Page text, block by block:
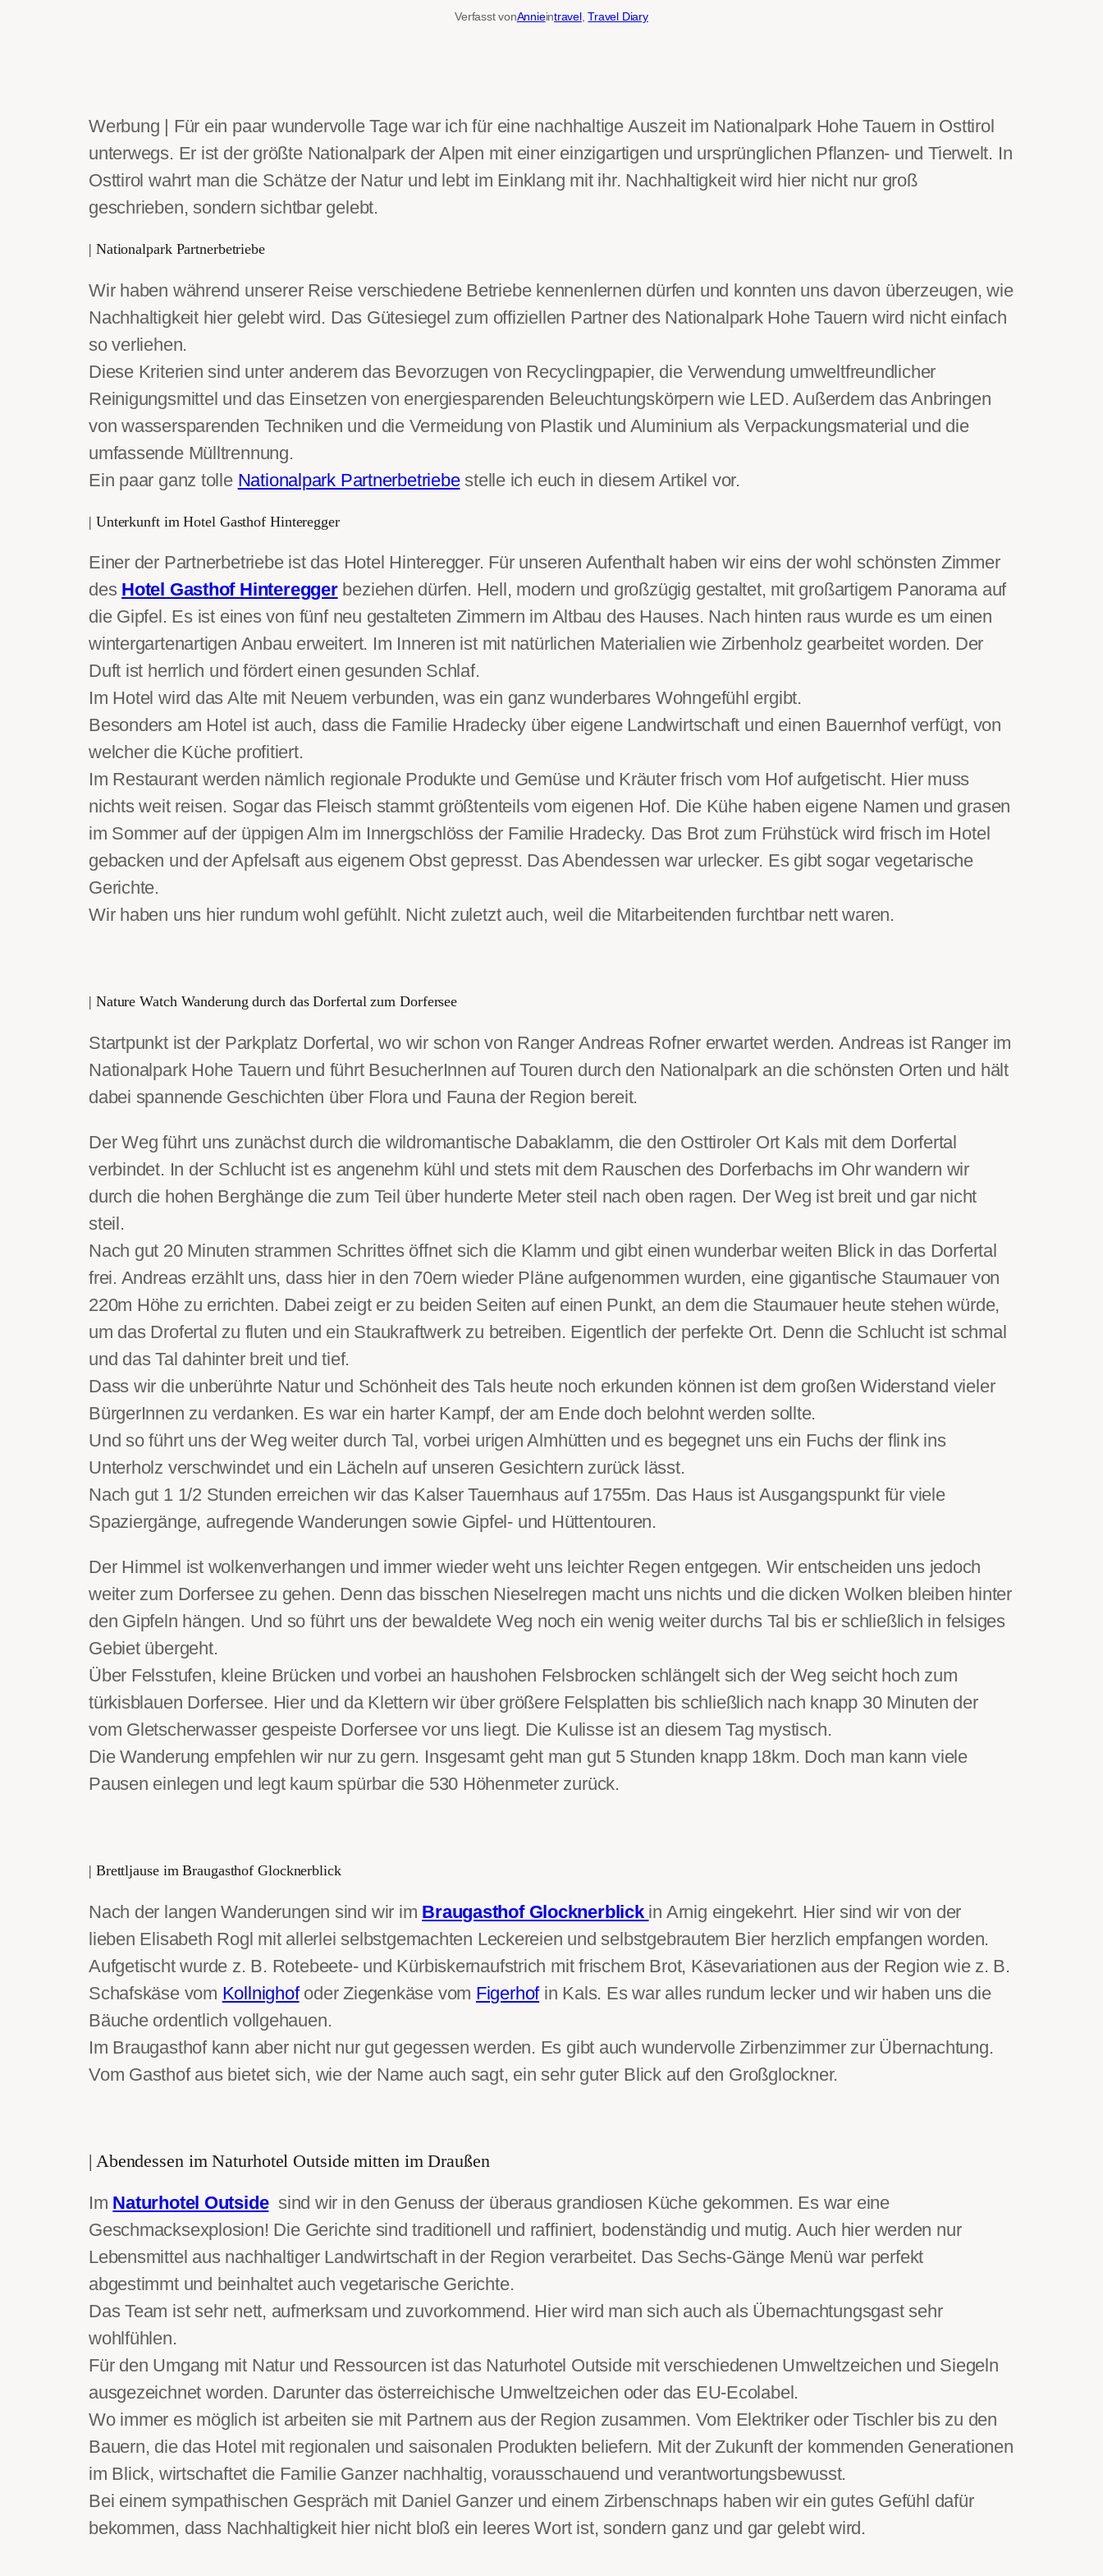
Verfasst vonAnnieintravel, Travel Diary
Werbung | Für ein paar wundervolle Tage war ich für eine nachhaltige Auszeit im Nationalpark Hohe Tauern in Osttirol
unterwegs. Er ist der größte Nationalpark der Alpen mit einer einzigartigen und ursprünglichen Pflanzen- und Tierwelt. In
Osttirol wahrt man die Schätze der Natur und lebt im Einklang mit ihr. Nachhaltigkeit wird hier nicht nur groß
geschrieben, sondern sichtbar gelebt.
| Nationalpark Partnerbetriebe
Wir haben während unserer Reise verschiedene Betriebe kennenlernen dürfen und konnten uns davon überzeugen, wie
Nachhaltigkeit hier gelebt wird. Das Gütesiegel zum offiziellen Partner des Nationalpark Hohe Tauern wird nicht einfach
so verliehen.
Diese Kriterien sind unter anderem das Bevorzugen von Recyclingpapier, die Verwendung umweltfreundlicher
Reinigungsmittel und das Einsetzen von energiesparenden Beleuchtungskörpern wie LED. Außerdem das Anbringen
von wassersparenden Techniken und die Vermeidung von Plastik und Aluminium als Verpackungsmaterial und die
umfassende Mülltrennung.
Ein paar ganz tolle Nationalpark Partnerbetriebestelle ich euch in diesem Artikel vor.
| Unterkunft im Hotel Gasthof Hinteregger
Einer der Partnerbetriebe ist das Hotel Hinteregger. Für unseren Aufenthalt haben wir eins der wohl schönsten Zimmer
des Hotel Gasthof Hintereggerbeziehen dürfen. Hell, modern und großzügig gestaltet, mit großartigem Panorama auf
die Gipfel. Es ist eines von fünf neu gestalteten Zimmern im Altbau des Hauses. Nach hinten raus wurde es um einen
wintergartenartigen Anbau erweitert. Im Inneren ist mit natürlichen Materialien wie Zirbenholz gearbeitet worden. Der
Duft ist herrlich und fördert einen gesunden Schlaf.
Im Hotel wird das Alte mit Neuem verbunden, was ein ganz wunderbares Wohngefühl ergibt.
Besonders am Hotel ist auch, dass die Familie Hradecky über eigene Landwirtschaft und einen Bauernhof verfügt, von
welcher die Küche profitiert.
Im Restaurant werden nämlich regionale Produkte und Gemüse und Kräuter frisch vom Hof aufgetischt. Hier muss
nichts weit reisen. Sogar das Fleisch stammt größtenteils vom eigenen Hof. Die Kühe haben eigene Namen und grasen
im Sommer auf der üppigen Alm im Innergschlöss der Familie Hradecky. Das Brot zum Frühstück wird frisch im Hotel
gebacken und der Apfelsaft aus eigenem Obst gepresst. Das Abendessen war urlecker. Es gibt sogar vegetarische
Gerichte.
Wir haben uns hier rundum wohl gefühlt. Nicht zuletzt auch, weil die Mitarbeitenden furchtbar nett waren.
| Nature Watch Wanderung durch das Dorfertal zum Dorfersee
Startpunkt ist der Parkplatz Dorfertal, wo wir schon von Ranger Andreas Rofner erwartet werden. Andreas ist Ranger im
Nationalpark Hohe Tauern und führt BesucherInnen auf Touren durch den Nationalpark an die schönsten Orten und hält
dabei spannende Geschichten über Flora und Fauna der Region bereit.
Der Weg führt uns zunächst durch die wildromantische Dabaklamm, die den Osttiroler Ort Kals mit dem Dorfertal
verbindet. In der Schlucht ist es angenehm kühl und stets mit dem Rauschen des Dorferbachs im Ohr wandern wir
durch die hohen Berghänge die zum Teil über hunderte Meter steil nach oben ragen. Der Weg ist breit und gar nicht
steil.
Nach gut 20 Minuten strammen Schrittes öffnet sich die Klamm und gibt einen wunderbar weiten Blick in das Dorfertal
frei. Andreas erzählt uns, dass hier in den 70ern wieder Pläne aufgenommen wurden, eine gigantische Staumauer von
220m Höhe zu errichten. Dabei zeigt er zu beiden Seiten auf einen Punkt, an dem die Staumauer heute stehen würde,
um das Drofertal zu fluten und ein Staukraftwerk zu betreiben. Eigentlich der perfekte Ort. Denn die Schlucht ist schmal
und das Tal dahinter breit und tief.
Dass wir die unberührte Natur und Schönheit des Tals heute noch erkunden können ist dem großen Widerstand vieler
BürgerInnen zu verdanken. Es war ein harter Kampf, der am Ende doch belohnt werden sollte.
Und so führt uns der Weg weiter durch Tal, vorbei urigen Almhütten und es begegnet uns ein Fuchs der flink ins
Unterholz verschwindet und ein Lächeln auf unseren Gesichtern zurück lässt.
Nach gut 1 1/2 Stunden erreichen wir das Kalser Tauernhaus auf 1755m. Das Haus ist Ausgangspunkt für viele
Spaziergänge, aufregende Wanderungen sowie Gipfel- und Hüttentouren.
Der Himmel ist wolkenverhangen und immer wieder weht uns leichter Regen entgegen. Wir entscheiden uns jedoch
weiter zum Dorfersee zu gehen. Denn das bisschen Nieselregen macht uns nichts und die dicken Wolken bleiben hinter
den Gipfeln hängen. Und so führt uns der bewaldete Weg noch ein wenig weiter durchs Tal bis er schließlich in felsiges
Gebiet übergeht.
Über Felsstufen, kleine Brücken und vorbei an haushohen Felsbrocken schlängelt sich der Weg seicht hoch zum
türkisblauen Dorfersee. Hier und da Klettern wir über größere Felsplatten bis schließlich nach knapp 30 Minuten der
vom Gletscherwasser gespeiste Dorfersee vor uns liegt. Die Kulisse ist an diesem Tag mystisch.
Die Wanderung empfehlen wir nur zu gern. Insgesamt geht man gut 5 Stunden knapp 18km. Doch man kann viele
Pausen einlegen und legt kaum spürbar die 530 Höhenmeter zurück.
| Brettljause im Braugasthof Glocknerblick
Nach der langen Wanderungen sind wir im Braugasthof Glocknerblick in Arnig eingekehrt. Hier sind wir von der
lieben Elisabeth Rogl mit allerlei selbstgemachten Leckereien und selbstgebrautem Bier herzlich empfangen worden.
Aufgetischt wurde z. B. Rotebeete- und Kürbiskernaufstrich mit frischem Brot, Käsevariationen aus der Region wie z. B.
Schafskäse vom Kollnighofoder Ziegenkäse vom Figerhofin Kals. Es war alles rundum lecker und wir haben uns die
Bäuche ordentlich vollgehauen.
Im Braugasthof kann aber nicht nur gut gegessen werden. Es gibt auch wundervolle Zirbenzimmer zur Übernachtung.
Vom Gasthof aus bietet sich, wie der Name auch sagt, ein sehr guter Blick auf den Großglockner.
| Abendessen im Naturhotel Outside mitten im Draußen
Im Naturhotel Outsidesind wir in den Genuss der überaus grandiosen Küche gekommen. Es war eine
Geschmacksexplosion! Die Gerichte sind traditionell und raffiniert, bodenständig und mutig. Auch hier werden nur
Lebensmittel aus nachhaltiger Landwirtschaft in der Region verarbeitet. Das Sechs-Gänge Menü war perfekt
abgestimmt und beinhaltet auch vegetarische Gerichte.
Das Team ist sehr nett, aufmerksam und zuvorkommend. Hier wird man sich auch als Übernachtungsgast sehr
wohlfühlen.
Für den Umgang mit Natur und Ressourcen ist das Naturhotel Outside mit verschiedenen Umweltzeichen und Siegeln
ausgezeichnet worden. Darunter das österreichische Umweltzeichen oder das EU-Ecolabel.
Wo immer es möglich ist arbeiten sie mit Partnern aus der Region zusammen. Vom Elektriker oder Tischler bis zu den
Bauern, die das Hotel mit regionalen und saisonalen Produkten beliefern. Mit der Zukunft der kommenden Generationen
im Blick, wirtschaftet die Familie Ganzer nachhaltig, vorausschauend und verantwortungsbewusst.
Bei einem sympathischen Gespräch mit Daniel Ganzer und einem Zirbenschnaps haben wir ein gutes Gefühl dafür
bekommen, dass Nachhaltigkeit hier nicht bloß ein leeres Wort ist, sondern ganz und gar gelebt wird.